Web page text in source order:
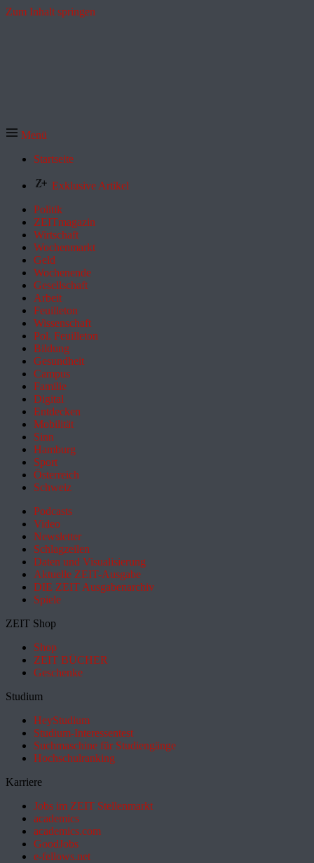
Zum Inhalt springen
Menü
Startseite
Exklusive Artikel
Politik
ZEITmagazin
Wirtschaft
Wochenmarkt
Geld
Wochenende
Gesellschaft
Arbeit
Feuilleton
Wissenschaft
Pol. Feuilleton
Bildung
Gesundheit
Campus
Familie
Digital
Entdecken
Mobilität
Sinn
Hamburg
Sport
Österreich
Schweiz
Podcasts
Video
Newsletter
Schlagzeilen
Daten und Visualisierung
Aktuelle ZEIT-Ausgabe
DIE ZEIT Ausgabenarchiv
Spiele
ZEIT Shop
Shop
ZEIT BÜCHER
Geschenke
Studium
HeyStudium
Studium-Interessentest
Suchmaschine für Studiengänge
Hochschulranking
Karriere
Jobs im ZEIT Stellenmarkt
academics
academics.com
GoodJobs
e-fellows.net